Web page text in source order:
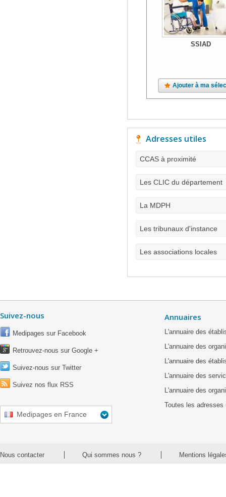
SSIAD
Ajouter à ma
Adresses utiles
CCAS à proximité
Les CLIC du département
La MDPH
Les tribunaux d'instance
Les associations locales
Suivez-nous
Medipages sur Facebook
Retrouvez-nous sur Google +
Suivez-nous sur Twitter
Suivez nos flux RSS
Medipages en France
Annuaires
L'annuaire des
L'annuaire des
L'annuaire des
L'annuaire des
L'annuaire des
Toutes les adresses
Nous contacter Qui sommes nous ? Mentions